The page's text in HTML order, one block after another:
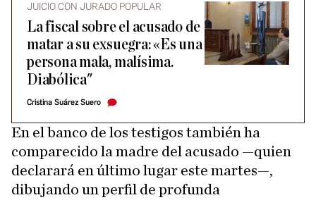
JUICIO CON JURADO POPULAR
La fiscal sobre el acusado de
matar a su exsuegra: «Es una
persona mala, malísima.
Diabólica"
Cristina Suárez Suero
En el banco de los testigos también ha
comparecido la madre del acusado —quien
declarará en último lugar este martes—,
dibujando un perfil de profunda